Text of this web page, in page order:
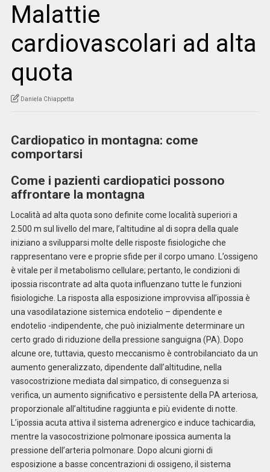
Malattie
cardiovascolari ad alta
quota
Daniela Chiappetta
Cardiopatico in montagna: come
comportarsi
Come i pazienti cardiopatici possono
affrontare la montagna
Località ad alta quota sono definite come località superiori a
2.500 m sul livello del mare, l’altitudine al di sopra della quale
iniziano a svilupparsi molte delle risposte fisiologiche che
rappresentano vere e proprie sfide per il corpo umano. L’ossigeno
è vitale per il metabolismo cellulare; pertanto, le condizioni di
ipossia riscontrate ad alta quota influenzano tutte le funzioni
fisiologiche. La risposta alla esposizione improvvisa all’ipossia è
una vasodilatazione sistemica endotelio – dipendente e
endotelio -indipendente, che può inizialmente determinare un
certo grado di riduzione della pressione sanguigna (PA). Dopo
alcune ore, tuttavia, questo meccanismo è controbilanciato da un
aumento generalizzato, dipendente dall’altitudine, nella
vasocostrizione mediata dal simpatico, di conseguenza si
verifica, un aumento significativo e persistente della PA arteriosa,
proporzionale all’altitudine raggiunta e più evidente di notte.
L’ipossia acuta attiva il sistema adrenergico e induce tachicardia,
mentre la vasocostrizione polmonare ipossica aumenta la
pressione dell’arteria polmonare. Dopo alcuni giorni di
esposizione a basse concentrazioni di ossigeno, il sistema